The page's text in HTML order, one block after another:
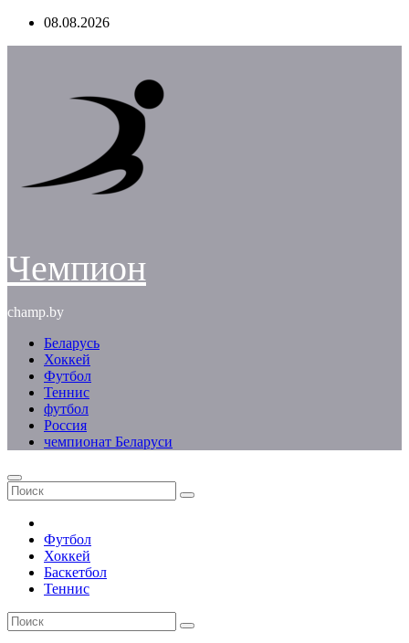
Перейти08.08.2026
Чемпион
champ.by
Беларусь
Хоккей
Футбол
Теннис
футбол
Россия
чемпионат Беларуси
Футбол
Хоккей
Баскетбол
Теннис